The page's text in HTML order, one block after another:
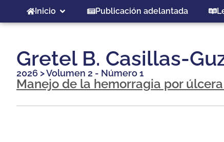
Inicio Publicación adelantada
Gretel B. Casillas-
2026 >Volumen 2 - Número 1
Manejo de la hemorragia por